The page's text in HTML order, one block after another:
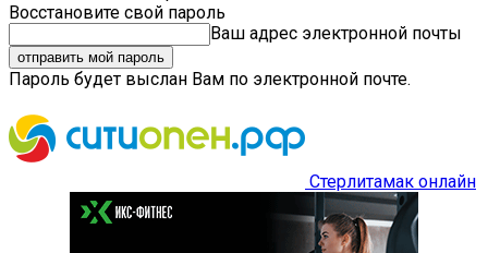
Восстановите свой пароль
Ваш адрес электронной почты
Пароль будет выслан Вам по электронной почте.
Стерлитамак онлайн